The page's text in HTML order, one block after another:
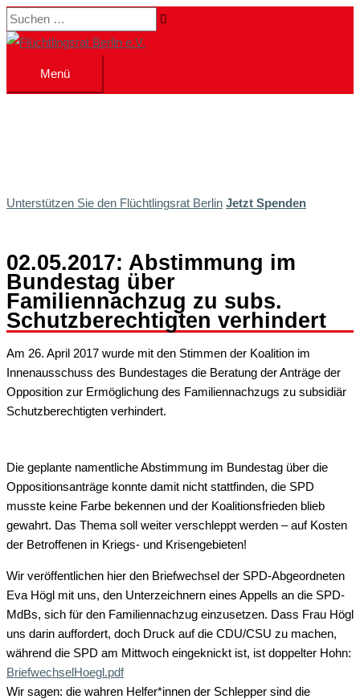
Zum
Inhalt
Suchen …
Menü
Menü
Unterstützen Sie den Flüchtlingsrat Berlin Jetzt Spenden
02.05.2017: Abstimmung im
Bundestag über
Familiennachzug zu subs.
Schutzberechtigten verhindert
Am 26. April 2017 wurde mit den Stimmen der Koalition im
Innenausschuss des Bundestages die Beratung der Anträge der
Opposition zur Ermöglichung des Familiennachzugs zu subsidiär
Schutzberechtigten verhindert.
Die geplante namentliche Abstimmung im Bundestag über die
Oppositionsanträge konnte damit nicht stattfinden, die SPD
musste keine Farbe bekennen und der Koalitionsfrieden blieb
gewahrt. Das Thema soll weiter verschleppt werden – auf Kosten
der Betroffenen in Kriegs- und Krisengebieten!
Wir veröffentlichen hier den Briefwechsel der SPD-Abgeordneten
Eva Högl mit uns, den Unterzeichnern eines Appells an die SPD-
MdBs, sich für den Familiennachzug einzusetzen. Dass Frau Högl
uns darin auffordert, doch Druck auf die CDU/CSU zu machen,
während die SPD am Mittwoch eingeknickt ist, ist doppelter Hohn:
BriefwechselHoegl.pdf
Wir sagen: die wahren Helfer*innen der Schlepper sind die